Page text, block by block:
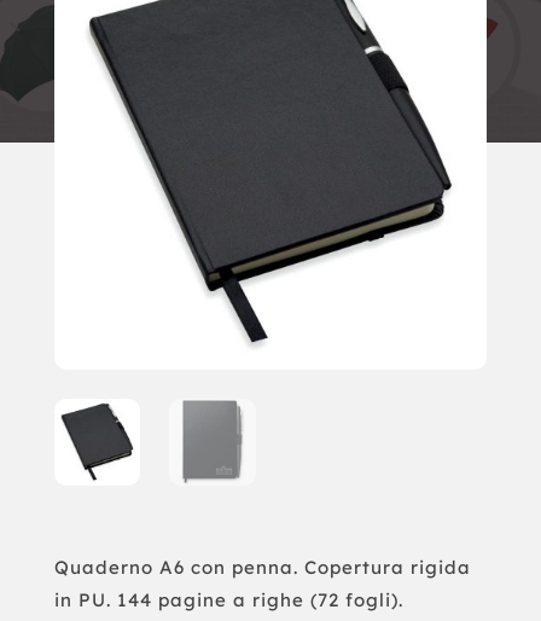
Quaderno A6 con penna. Copertura rigida
in PU. 144 pagine a righe (72 fogli).